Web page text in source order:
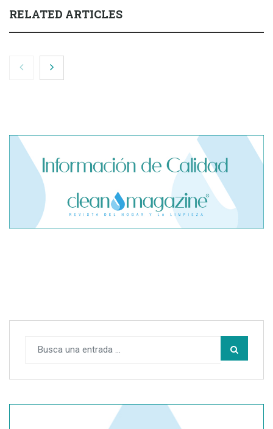
RELATED ARTICLES
Máquinas para Limpieza de Garaje: ¿Cuál se utiliza en cada